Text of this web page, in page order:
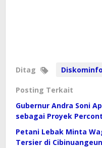
Ditag
Posting Terkait
Gubernur Andra Soni
sebagai Proyek
Petani Lebak Minta
Tersier di Cibinuangeun